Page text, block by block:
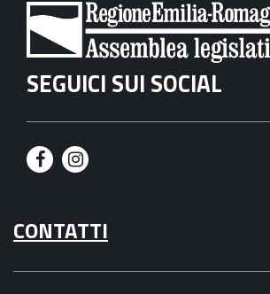
SEGUICI SUI SOCIAL
F
c
e
I
s
t
CONTATTI